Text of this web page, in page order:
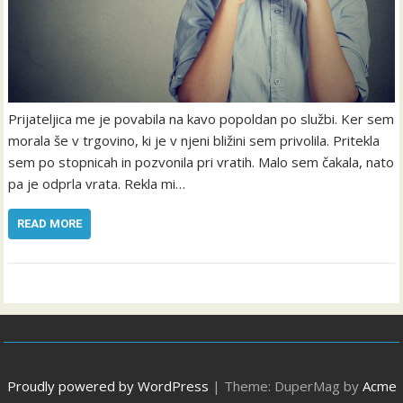
Prijateljica me je povabila na kavo popoldan po službi. Ker sem
morala še v trgovino, ki je v njeni bližini sem privolila. Pritekla
sem po stopnicah in pozvonila pri vratih. Malo sem čakala, nato
pa je odprla vrata. Rekla mi…
READ MORE
Proudly powered by WordPress | Theme: DuperMag by Acme